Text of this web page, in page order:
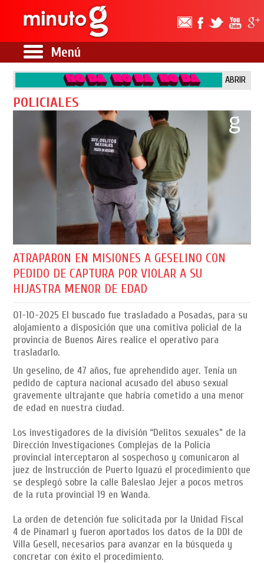
Menú
ABRIR
POLICIALES
ATRAPARON EN MISIONES A GESELINO CON
PEDIDO DE CAPTURA POR VIOLAR A SU
HIJASTRA MENOR DE EDAD
01-10-2025 El buscado fue trasladado a Posadas, para su
alojamiento a disposición que una comitiva policial de la
provincia de Buenos Aires realice el operativo para
trasladarlo.
Un geselino, de 47 años, fue aprehendido ayer. Tenía un
pedido de captura nacional acusado del abuso sexual
gravemente ultrajante que habría cometido a una menor
de edad en nuestra ciudad.
Los investigadores de la división “Delitos sexuales” de la
Dirección Investigaciones Complejas de la Policía
provincial interceptaron al sospechoso y comunicaron al
juez de Instrucción de Puerto Iguazú el procedimiento que
se desplegó sobre la calle Baleslao Jejer a pocos metros
de la ruta provincial 19 en Wanda.
La orden de detención fue solicitada por la Unidad Fiscal
4 de Pinamarl y fueron aportados los datos de la DDI de
Villa Gesell, necesarios para avanzar en la búsqueda y
concretar con éxito el procedimiento.